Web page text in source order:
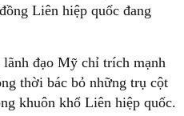
Liên hiệp quốc đang
lãnh đạo Mỹ chỉ trích mạnh
thời bác bỏ những trụ cột
khuôn khổ Liên hiệp quốc.